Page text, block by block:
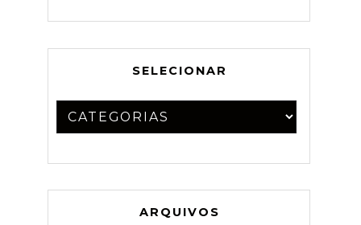
SELECIONAR
ARQUIVOS